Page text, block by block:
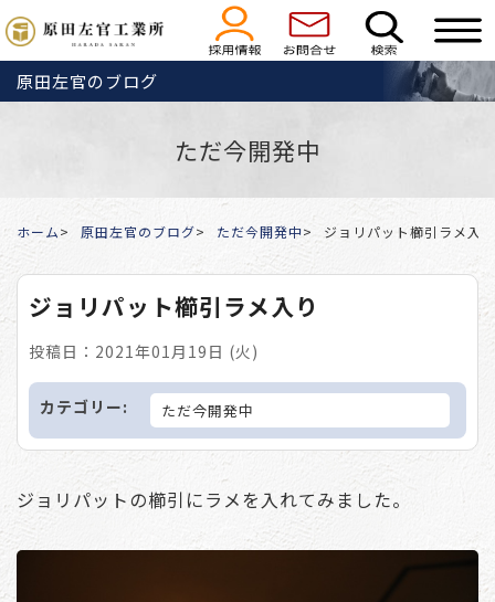
原田左官のブログ
ただ今開発中
ホーム 原田左官のブログ ただ今開発中 ジョリパット櫛引ラメ入り
ジョリパット櫛引ラメ入り
投稿日：2021年01月19日 (火)
カテゴリー: ただ今開発中
ジョリパットの櫛引にラメを入れてみました。